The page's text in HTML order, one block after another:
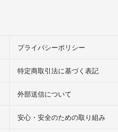
プライバシーポリシー
特定商取引法に基づく表記
外部送信について
安心・安全のための取り組み